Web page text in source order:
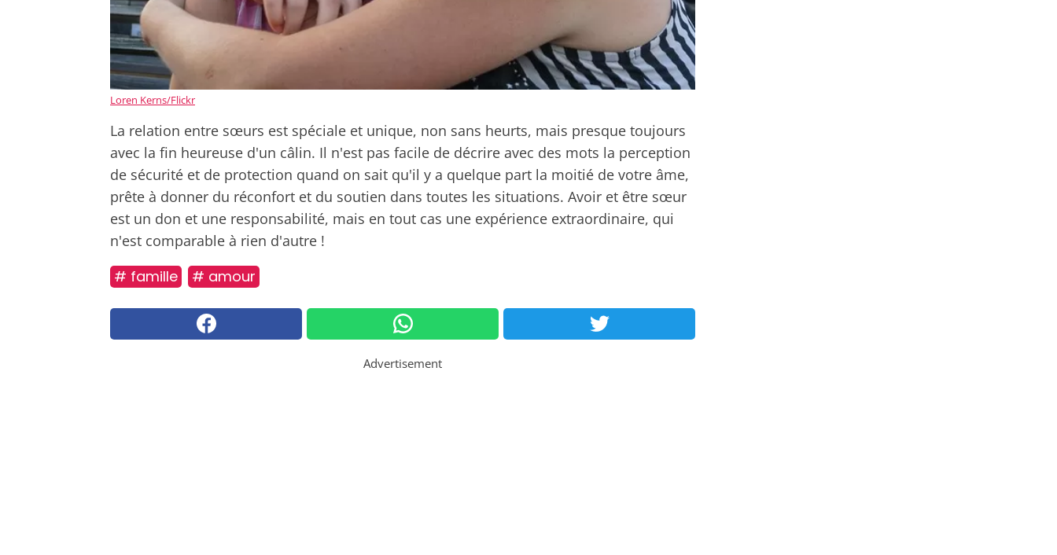
Loren Kerns/Flickr
La relation entre sœurs est spéciale et unique, non sans heurts, mais presque toujours
avec la fin heureuse d'un câlin. Il n'est pas facile de décrire avec des mots la perception
de sécurité et de protection quand on sait qu'il y a quelque part la moitié de votre âme,
prête à donner du réconfort et du soutien dans toutes les situations. Avoir et être sœur
est un don et une responsabilité, mais en tout cas une expérience extraordinaire, qui
n'est comparable à rien d'autre !
# famille # amour
Advertisement